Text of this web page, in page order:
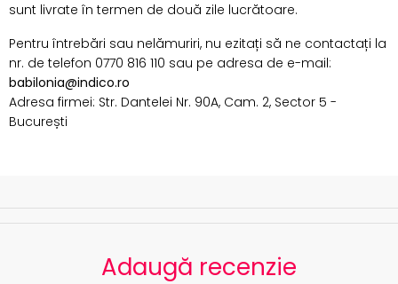
sunt livrate în termen de două zile lucrătoare.
Pentru întrebări sau nelămuriri, nu ezitați să ne contactați la
nr. de telefon 0770 816 110 sau pe adresa de e-mail:
babilonia@indico.ro
Adresa firmei: Str. Dantelei Nr. 90A, Cam. 2, Sector 5 -
București
Adaugă recenzie